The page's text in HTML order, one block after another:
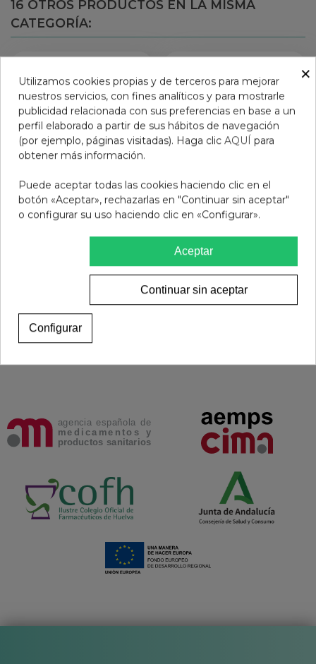
16 OTROS PRODUCTOS EN LA MISMA
CATEGORÍA:
2,95 € 3,50 €
Ver más
×
Utilizamos cookies propias y de terceros para mejorar
nuestros servicios, con fines analíticos y para mostrarle
publicidad relacionada con sus preferencias en base a un
perfil elaborado a partir de sus hábitos de navegación
(por ejemplo, páginas visitadas). Haga clic AQUÍ para
obtener más información.
Puede aceptar todas las cookies haciendo clic en el
botón «Aceptar», rechazarlas en "Continuar sin aceptar"
o configurar su uso haciendo clic en «Configurar».
Aceptar
Continuar sin aceptar
Configurar